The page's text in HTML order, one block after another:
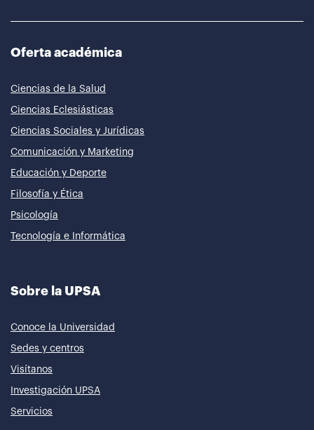
Oferta académica
Ciencias de la Salud
Ciencias Eclesiásticas
Ciencias Sociales y Jurídicas
Comunicación y Marketing
Educación y Deporte
Filosofía y Ética
Psicología
Tecnología e Informática
Sobre la UPSA
Conoce la Universidad
Sedes y centros
Visítanos
Investigación UPSA
Servicios